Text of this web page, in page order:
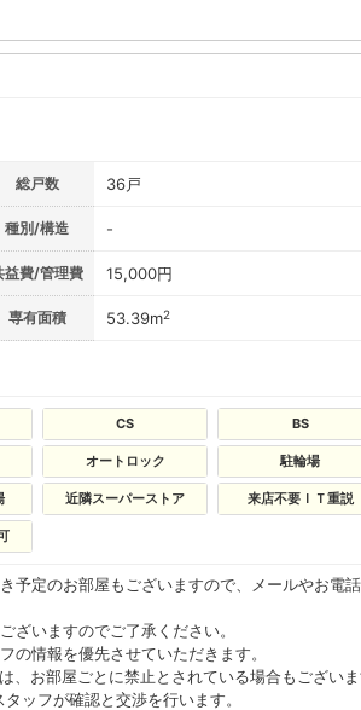
総戸数 36戸
種別/構造 -
益費/管理費 15,000円
専有面積 53.39m2
CS BS
オートロック 駐輪場
近隣スーパーストア 来店不要ＩＴ重説
予定のお部屋もございますので、メールやお電
ざいますのでご了承ください。
の情報を優先させていただきます。
、お部屋ごとに禁止とされている場合もござい
ッフが確認と交渉を行います。